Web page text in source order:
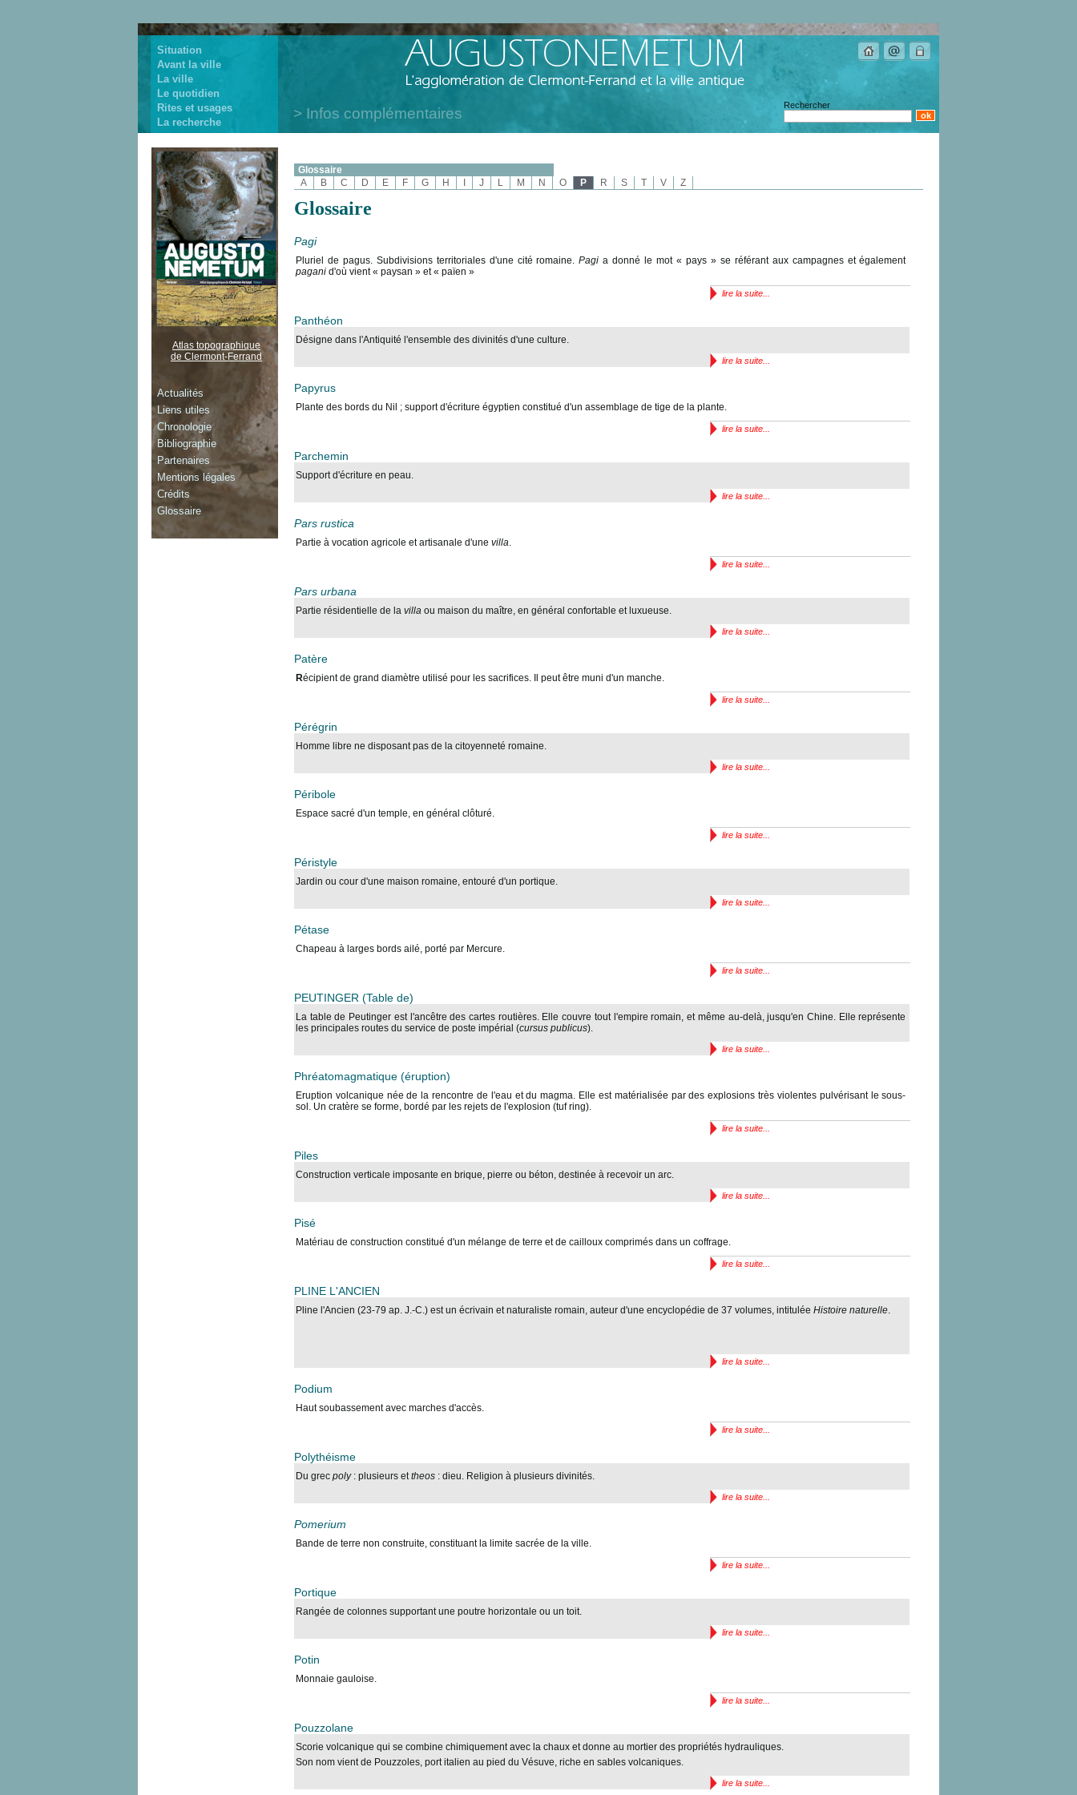
Situation
Avant la ville
La ville
Le quotidien
Rites et usages
La recherche
Rechercher
Infos complémentaires
Glossaire
A
B C D E F G H J L M N O P R S T V Z
Glossaire
Pagi
Pluriel de pagus. Subdivisions territoriales d'une cité romaine.Pagi a donné le mot « pays » se référant aux campagnes et également
pagani d'où vient « paysan » et « païen »
lire la suite...
Panthéon
Désigne dans l'Antiquité l'ensemble des divinités d'une culture.
lire la suite...
Papyrus
Plante des bords du Nil ; support d'écriture égyptien constitué d'un assemblage de tige de la plante.
lire la suite...
Parchemin
Support d'écriture en peau.
lire la suite...
Pars rustica
Partie à vocation agricole et artisanale d'une villa.
lire la suite...
Pars urbana
Partie résidentielle de la villa ou maison du maître, en général confortable et luxueuse.
lire la suite...
Patère
Récipient de grand diamètre utilisé pour les sacrifices. Il peut être muni d'un manche.
lire la suite...
Pérégrin
Homme libre ne disposant pas de la citoyenneté romaine.
lire la suite...
Péribole
Espace sacré d'un temple, en général clôturé.
lire la suite...
Péristyle
Jardin ou cour d'une maison romaine, entouré d'un portique.
lire la suite...
Pétase
Chapeau à larges bords ailé, porté par Mercure.
lire la suite...
PEUTINGER (Table de)
La table de Peutinger est l'ancêtre des cartes routières. Elle couvre tout l'empire romain, et même au-delà, jusqu'en Chine. Elle représente
les principales routes du service de poste impérial (cursus publicus).
lire la suite...
Phréatomagmatique (éruption)
Eruption volcanique née de la rencontre de l'eau et du magma. Elle est matérialisée par des explosions très violentes pulvérisant le sous-
sol. Un cratère se forme, bordé par les rejets de l'explosion (tuf ring).
lire la suite...
Piles
Construction verticale imposante en brique, pierre ou béton, destinée à recevoir un arc.
lire la suite...
Pisé
Matériau de construction constitué d'un mélange de terre et de cailloux comprimés dans un coffrage.
lire la suite...
PLINE L'ANCIEN
Pline l'Ancien (23-79 ap. J.-C.) est un écrivain et naturaliste romain, auteur d'une encyclopédie de 37 volumes, intitulée Histoire naturelle.
lire la suite...
Podium
Haut soubassement avec marches d'accès.
lire la suite...
Polythéisme
Du grec poly: plusieurs ettheos : dieu. Religion à plusieurs divinités.
lire la suite...
Pomerium
Bande de terre non construite, constituant la limite sacrée de la ville.
lire la suite...
Portique
Rangée de colonnes supportant une poutre horizontale ou un toit.
lire la suite...
Potin
Monnaie gauloise.
lire la suite...
Pouzzolane
Scorie volcanique qui se combine chimiquement avec la chaux et donne au mortier des propriétés hydrauliques.
Son nom vient de Pouzzoles, port italien au pied du Vésuve, riche en sables volcaniques.
lire la suite...
Atlas topographique
de Clermont-Ferrand
Actualités
Liens utiles
Chronologie
Bibliographie
Partenaires
Mentions légales
Crédits
Glossaire